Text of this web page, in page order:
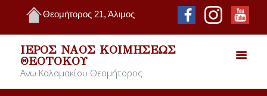
Θεομήτορος 21, Άλιμος
ΙΕΡΌΣ ΝΑΌΣ ΚΟΙΜΉΣΕΩΣ
ΘΕΟΤΌΚΟΥ
Άνω Καλαμακίου Θεομήτορος